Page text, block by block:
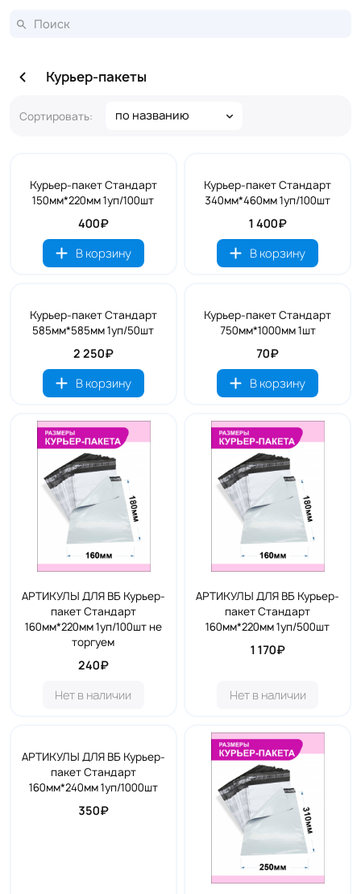
Курьер-пакеты
Сортировать: по названию
Курьер-пакет Стандарт
150мм*220мм 1уп/100шт
400₽
В корзину
Курьер-пакет Стандарт
340мм*460мм 1уп/100шт
1 400₽
В корзину
Курьер-пакет Стандарт
585мм*585мм 1уп/50шт
2 250₽
В корзину
Курьер-пакет Стандарт
750мм*1000мм 1шт
70₽
В корзину
АРТИКУЛЫ ДЛЯ ВБ Курьер-
пакет Стандарт
160мм*220мм 1уп/100шт не
торгуем
240₽
Нет в наличии
АРТИКУЛЫ ДЛЯ ВБ Курьер-
пакет Стандарт
160мм*220мм 1уп/500шт
1 170₽
Нет в наличии
АРТИКУЛЫ ДЛЯ ВБ Курьер-
пакет Стандарт
160мм*240мм 1уп/1000шт
350₽